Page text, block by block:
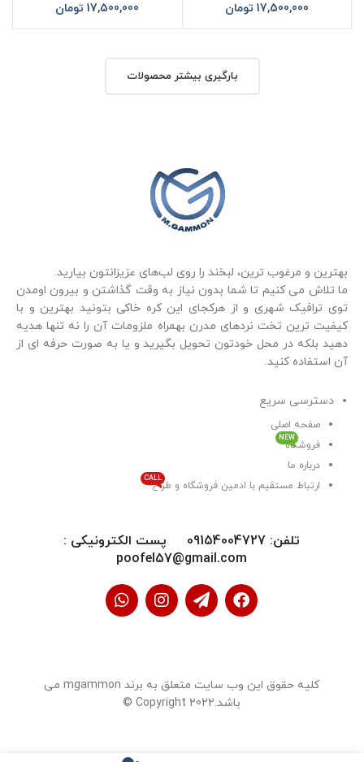
17,500,000 تومان 17,500,000 تومان
بارگیری بیشتر محصولات
بهترین و مرغوب ترین، لبخند را روی لب‌های عزیزانتون بیارید.
ما تلاش می کنیم تا شما بدون نیاز به وقت گذاشتن و بیرون اومدن
توی ترافیک شهری و از هرکجای این کره خاکی بتونید بهترین و با
کیفیت ترین تخت نردهای مدرن بهمراه ملزومات آن را نه تنها هدیه
دهید بلکه در محل خودتون تحویل بگیرید و یا به صورت حرفه ای از
آن استفاده کنید.
دسترسی سریع
صفحه اصلی
فروشگاه
NEW
درباره ما
ارتباط مستقیم با ادمین فروشگاه و طراح
CALL
تلفن: 09154004727 پست الکترونیکی :
poofel57@gmail.com
کلیه حقوق این وب سایت متعلق به برند mgammon می
باشد.Copyright 2022 ©